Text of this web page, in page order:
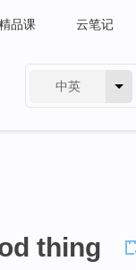
品课 云笔记
中英
thing